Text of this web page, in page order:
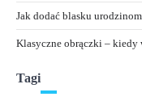
Jak dodać blasku
Klasyczne obrączki – kiedy
Tagi